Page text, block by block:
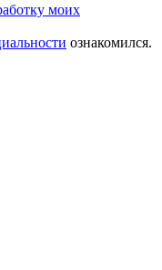
моих
ознакомился.